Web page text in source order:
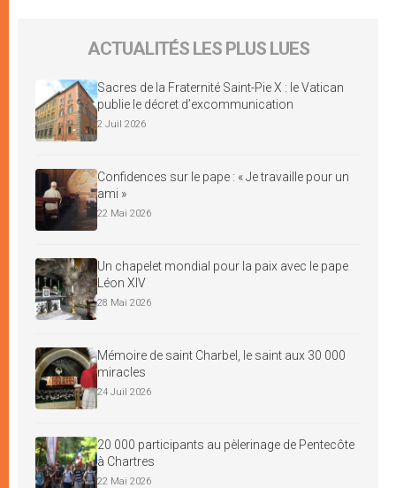
ACTUALITÉS LES PLUS LUES
Sacres de la Fraternité Saint-Pie X : le Vatican
publie le décret d’excommunication
2 Juil 2026
Confidences sur le pape : « Je travaille pour un
ami »
22 Mai 2026
Un chapelet mondial pour la paix avec le pape
Léon XIV
28 Mai 2026
Mémoire de saint Charbel, le saint aux 30 000
miracles
24 Juil 2026
20 000 participants au pèlerinage de Pentecôte
à Chartres
22 Mai 2026